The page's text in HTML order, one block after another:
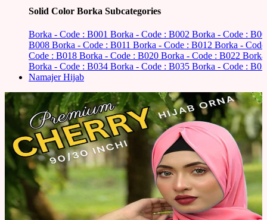
Solid Color Borka Subcategories
Borka - Code : B001 Borka - Code : B002 Borka - Code :
B008 Borka - Code : B011 Borka - Code : B012 Borka -
Code : B018 Borka - Code : B020 Borka - Code : B022
Borka - Code : B034 Borka - Code : B035 Borka - Code :
Namajer Hijab